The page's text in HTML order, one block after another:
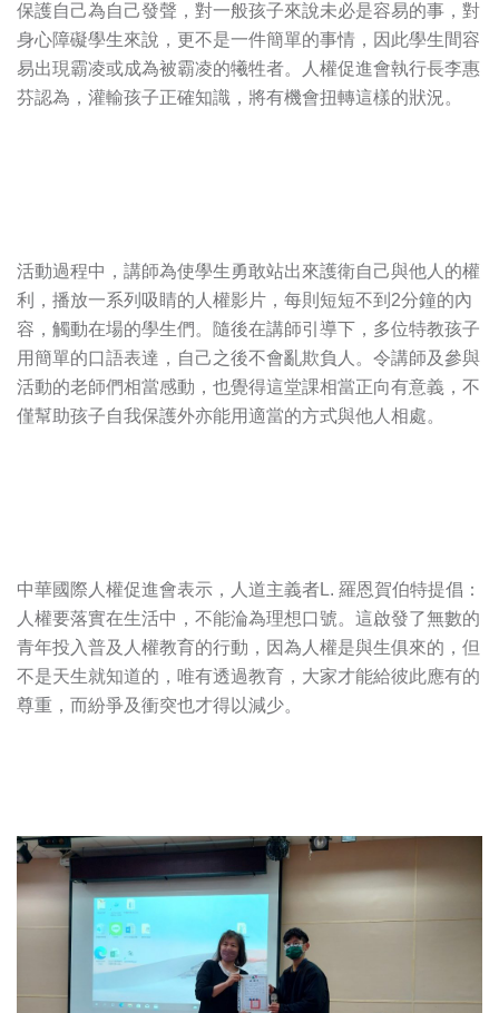
保護自己為自己發聲，對一般孩子來說未必是容易的事，對
身心障礙學生來說，更不是一件簡單的事情，因此學生間容
易出現霸凌或成為被霸凌的犧牲者。人權促進會執行長李惠
芬認為，灌輸孩子正確知識，將有機會扭轉這樣的狀況。
活動過程中，講師為使學生勇敢站出來護衛自己與他人的權
利，播放一系列吸睛的人權影片，每則短短不到2分鐘的內
容，觸動在場的學生們。隨後在講師引導下，多位特教孩子
用簡單的口語表達，自己之後不會亂欺負人。令講師及參與
活動的老師們相當感動，也覺得這堂課相當正向有意義，不
僅幫助孩子自我保護外亦能用適當的方式與他人相處。
中華國際人權促進會表示，人道主義者L. 羅恩賀伯特提倡：
人權要落實在生活中，不能淪為理想口號。這啟發了無數的
青年投入普及人權教育的行動，因為人權是與生俱來的，但
不是天生就知道的，唯有透過教育，大家才能給彼此應有的
尊重，而紛爭及衝突也才得以減少。